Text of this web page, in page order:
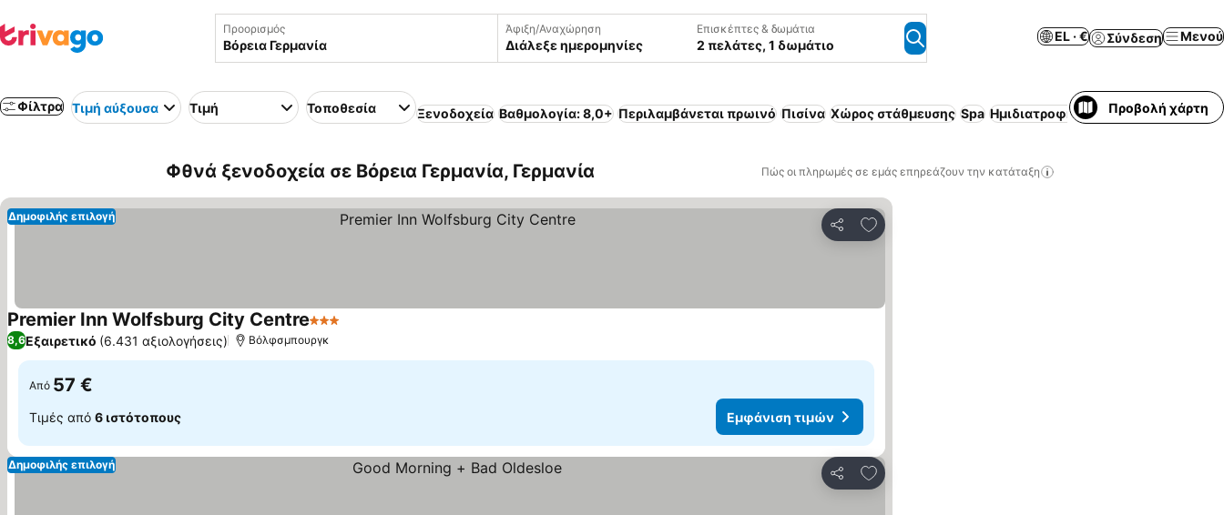
Προορισμός Άφιξη/Αναχώρηση
Διάλεξε ημερομηνίες
Επισκέπτες & δωμάτια
2 πελάτες, 1 δωμάτιο
EL · € Σύνδεση Μενού
Φίλτρα Τιμή αύξουσα Τιμή Τοποθεσία Ξενοδοχεία Βαθμολογία: 8,0+ Περιλαμβάνεται πρωινό Πισίνα Χώρος στάθμευσης Spa Ημιδιατροφή Εσωτερική πισίνα
Προβολή χάρτη
Φθνά ξενοδοχεία σε Βόρεια Γερμανία, Γερμανία Πώς οι πληρωμές σε εμάς επηρεάζουν την κατάταξη
Κοινοποίηση
Προσθήκη στα αγαπημένα
Δημοφιλής επιλογή
Premier Inn Wolfsburg City Centre3 Αστέρια
8,6Εξαιρετικό (6.431 αξιολογήσεις) Βόλφσμπουργκ
Από 57 €
Τιμές από 6 ιστότοπους Εμφάνιση τιμών
Κοινοποίηση
Προσθήκη στα αγαπημένα
Δημοφιλής επιλογή